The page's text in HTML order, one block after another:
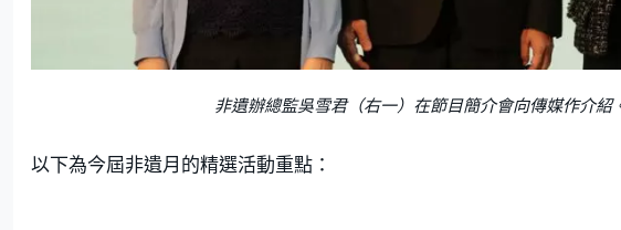
非遺辦總監吳雪君（右一）在節目簡介會向傳媒作介紹
以下為今屆非遺月的精選活動重點：